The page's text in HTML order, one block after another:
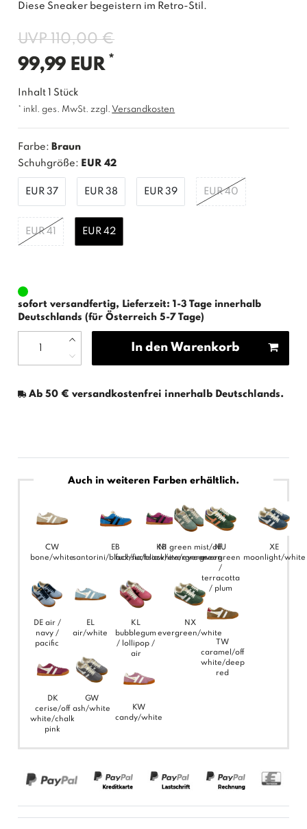
Diese Sneaker begeistern im Retro-Stil.
UVP 110,00 €
99,99 EUR *
Inhalt1Stück
* inkl. ges. MwSt. zzgl. Versandkosten
Farbe: Braun
Schuhgröße: EUR 42
EUR 37 EUR 38 EUR 39 EUR 40
EUR 41 EUR 42
sofort versandfertig, Lieferzeit: 1-3 Tage innerhalb
Deutschlands (für Österreich 5-7 Tage)
In den Warenkorb
Ab 50 € versandkostenfrei innerhalb Deutschlands.
Auch in weiteren Farben erhältlich.
CW
bone/white
DE air /
navy /
pacific
DK
cerise/off
white/chalk
pink
EB
santorini/black/fuchsia
EL
air/white
GW
ash/white
KB
fuchsia/black/evergreen
KL
bubblegum
/ lollipop /
air
KW
candy/white
NI green mist/off
white/evergreen
NX
evergreen/white
NU
evergreen
/
terracotta
/ plum
TW
caramel/off
white/deep
red
XE
moonlight/white